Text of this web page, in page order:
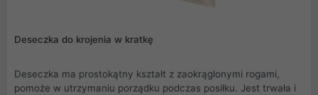
Deseczka do krojenia w kratkę
Deseczka ma prostokątny kształt z zaokrąglonymi rogami,
pomoże w utrzymaniu porządku podczas posiłku. Jest trwała i